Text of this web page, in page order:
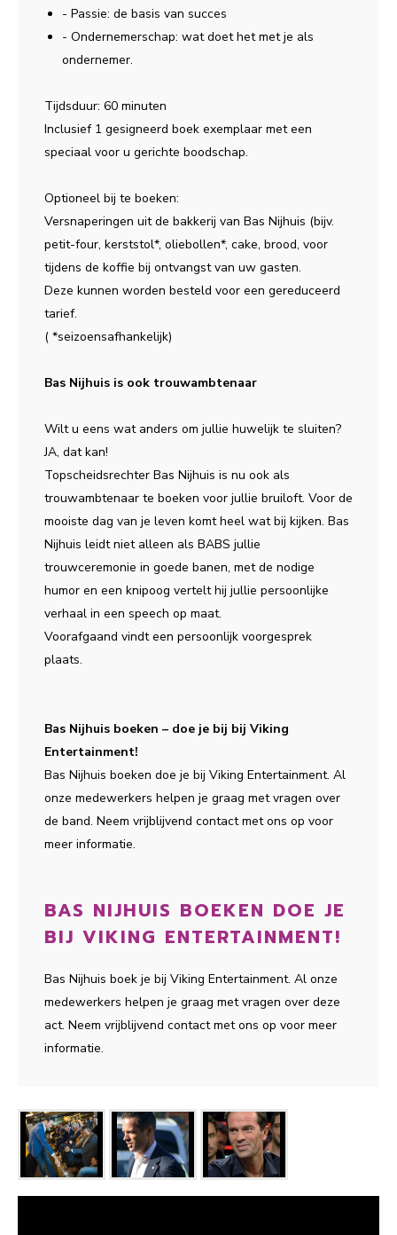
- Passie: de basis van succes
- Ondernemerschap: wat doet het met je als
ondernemer.
Tijdsduur: 60 minuten
Inclusief 1 gesigneerd boek exemplaar met een
speciaal voor u gerichte boodschap.
Optioneel bij te boeken:
Versnaperingen uit de bakkerij van Bas Nijhuis (bijv.
petit-four, kerststol*, oliebollen*, cake, brood, voor
tijdens de koffie bij ontvangst van uw gasten.
Deze kunnen worden besteld voor een gereduceerd
tarief.
( *seizoensafhankelijk)
Bas Nijhuis is ook trouwambtenaar
Wilt u eens wat anders om jullie huwelijk te sluiten?
JA, dat kan!
Topscheidsrechter Bas Nijhuis is nu ook als
trouwambtenaar te boeken voor jullie bruiloft. Voor de
mooiste dag van je leven komt heel wat bij kijken. Bas
Nijhuis leidt niet alleen als BABS jullie
trouwceremonie in goede banen, met de nodige
humor en een knipoog vertelt hij jullie persoonlijke
verhaal in een speech op maat.
Voorafgaand vindt een persoonlijk voorgesprek
plaats.
Bas Nijhuis boeken – doe je bij bij Viking
Entertainment!
Bas Nijhuis boeken doe je bij Viking Entertainment. Al
onze medewerkers helpen je graag met vragen over
de band. Neem vrijblijvend contact met ons op voor
meer informatie.
BAS NIJHUIS BOEKEN DOE JE
BIJ VIKING ENTERTAINMENT!
Bas Nijhuis boek je bij Viking Entertainment. Al onze
medewerkers helpen je graag met vragen over deze
act. Neem vrijblijvend contact met ons op voor meer
informatie.